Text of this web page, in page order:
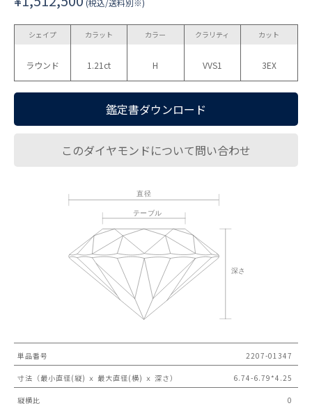
(税込/送料別※)
シェイプ
ラウンド
カラット
1.21ct
カラー
H
クラリティ
VVS1
カット
3EX
鑑定書ダウンロード
このダイヤモンドについて問い合わせ
単品番号 2207-01347
寸法（最小直径(縦) ｘ 最大直径(横) ｘ 深さ） 6.74-6.79*4.25
縦横比 0